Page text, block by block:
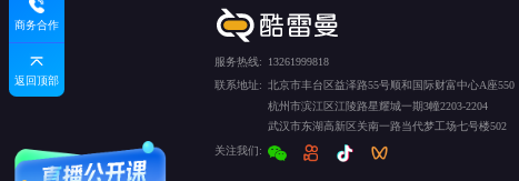
商务合作
返回顶部
服务热线:
13261999818
联系地址: 北京市丰台区益泽路55号顺和国际财富中心A座550
杭州市滨江区江陵路星耀城一期3幢2203-2204
武汉市东湖高新区关南一路当代梦工场七号楼502
关注我们: